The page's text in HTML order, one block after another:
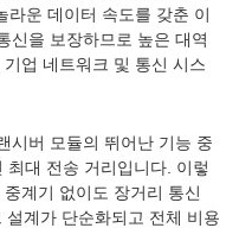
라운 데이터 속도를 갖춘 이
신을 보장하므로 높은 대역
업 네트워크 및 통신 시스
시버 모듈의 뛰어난 기능 중
대 전송 거리입니다. 이렇
계기 없이도 장거리 통신
계가 단순화되고 전체 비용